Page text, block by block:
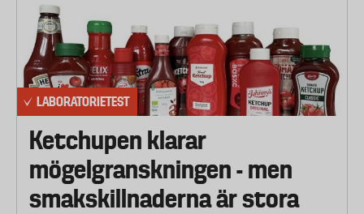
LABORATORIETEST
Ketchupen klarar
mögelgranskningen - men
smakskillnaderna är stora